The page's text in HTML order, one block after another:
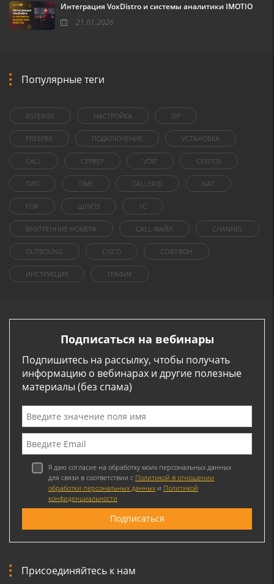
Интеграция VoxDistro и системы аналитики IMOTIO
21.01.2026
Популярные теги
ASTERISK НАСТРОЙКА SIP
FREEPBX ПОДКЛЮЧЕНИЕ УСТАНОВКА
CALL СЕРВЕР VOIP CENTOS
ТИП TIME CALLERID NAT
FOR ШЛЮЗ 1C
ВНУТРЕННИЕ НОМЕРА CALL-ФАЙЛ CHANNEL
OUTBOUND CISCO СОФТФОН
ИНСТРУКЦИЯ ТРАФИК
Подписаться на вебинары
Подпишитесь на рассылку, чтобы получать
информацию о вебинарах и другие полезные
материалы (без спама)
Я даю согласие на обработку моих персональных данных
для связи в соответствии с Политикой в отношении
обработки персональных данных и Политикой
конфиденциальности
Присоединяйтесь к нам